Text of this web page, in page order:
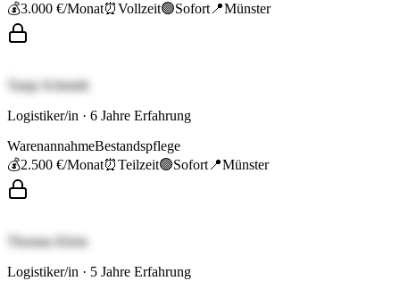
💰3.000 €/Monat⏰Vollzeit🟢Sofort 📍Münster
Tanja Schmidt
Logistiker/in · 6 Jahre Erfahrung
WarenannahmeBestandspflege
💰2.500 €/Monat⏰Teilzeit🟢Sofort 📍Münster
Thomas Klein
Logistiker/in · 5 Jahre Erfahrung